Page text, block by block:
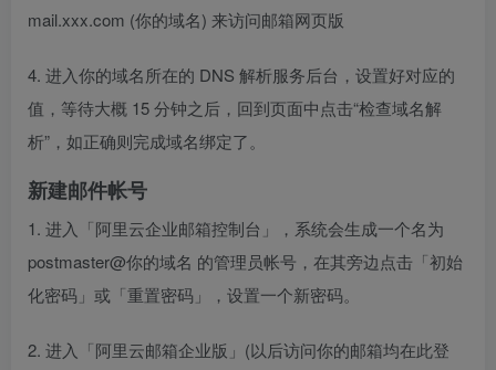
mail.xxx.com (你的域名) 来访问邮箱网页版
4. 进入你的域名所在的 DNS 解析服务后台，设置好对应的
值，等待大概 15 分钟之后，回到页面中点击“检查域名解
析”，如正确则完成域名绑定了。
新建邮件帐号
1. 进入「阿里云企业邮箱控制台」，系统会生成一个名为
postmaster@你的域名 的管理员帐号，在其旁边点击「初始
化密码」或「重置密码」，设置一个新密码。
2. 进入「阿里云邮箱企业版」(以后访问你的邮箱均在此登